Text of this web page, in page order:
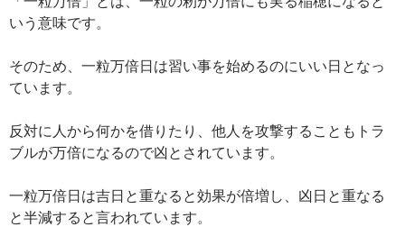
いう意味です。
そのため、一粒万倍日は習い事を始めるのにいい日となっ
ています。
反対に人から何かを借りたり、他人を攻撃することもトラ
ブルが万倍になるので凶とされています。
一粒万倍日は吉日と重なると効果が倍増し、凶日と重なる
と半減すると言われています。